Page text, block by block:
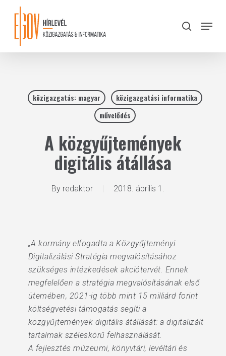
content
search
Menu
közigazgatás: magyar
közigazgatási informatika
művelődés
A közgyűjtemények
digitális átállása
By redaktor 2018. április 1.
„A kormány elfogadta a Közgyűjteményi
Digitalizálási Stratégia megvalósításához
szükséges intézkedések akciótervét. Ennek
megfelelően a stratégia megvalósításának első
ütemében, 2021-ig több mint 15 milliárd forint
költségvetési támogatás segíti a
közgyűjtemények digitális átállását: a digitalizált
tartalmak széleskörű felhasználását.
A fejlesztés múzeumi, könyvtári, levéltári és
Close